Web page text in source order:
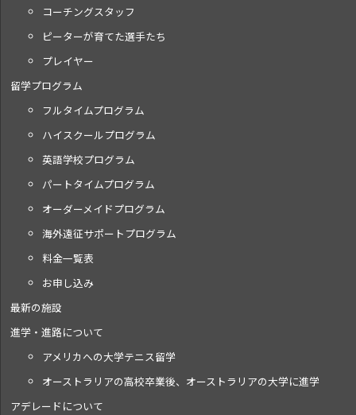
コーチングスタッフ
ピーターが育てた選手たち
プレイヤー
留学プログラム
フルタイムプログラム
ハイスクールプログラム
英語学校プログラム
パートタイムプログラム
オーダーメイドプログラム
海外遠征サポートプログラム
料金一覧表
お申し込み
最新の施設
進学・進路について
アメリカへの大学テニス留学
オーストラリアの高校卒業後、オーストラリアの大学に進学
アデレードについて